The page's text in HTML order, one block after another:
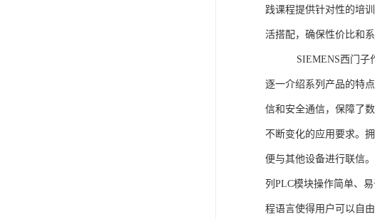
践课程提供针对性的培
活搭配，确保性价比和
SIEMENS西门子作为
逐一介绍系列产品的特
信和安全通信，保障了
不断变化的应用要求。
便与其他设备进行联信
列PLC模块操作简单、
程语言使得用户可以自